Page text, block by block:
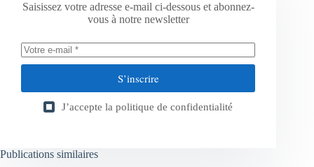
Saisissez votre adresse e-mail ci-dessous et abonnez-
vous à notre newsletter
S’inscrire
J’accepte la politique de confidentialité
Publications similaires